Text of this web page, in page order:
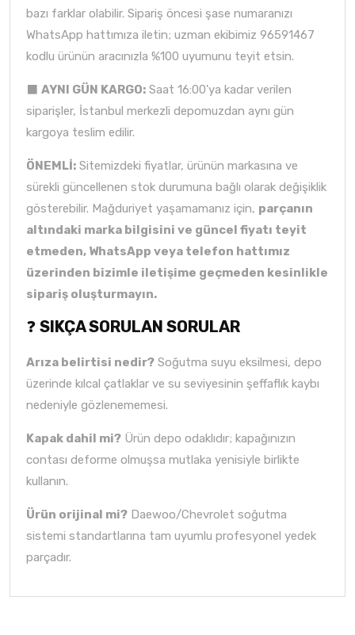
bazı farklar olabilir. Sipariş öncesi şase numaranızı
WhatsApp hattımıza iletin; uzman ekibimiz 96591467
kodlu ürünün aracınızla %100 uyumunu teyit etsin.
⬛ AYNI GÜN KARGO: Saat 16:00'ya kadar verilen
siparişler, İstanbul merkezli depomuzdan aynı gün
kargoya teslim edilir.
ÖNEMLİ: Sitemizdeki fiyatlar, ürünün markasına ve
sürekli güncellenen stok durumuna bağlı olarak değişiklik
gösterebilir. Mağduriyet yaşamamanız için, parçanın
altındaki marka bilgisini ve güncel fiyatı teyit
etmeden, WhatsApp veya telefon hattımız
üzerinden bizimle iletişime geçmeden kesinlikle
sipariş oluşturmayın.
❓ SIKÇA SORULAN SORULAR
Arıza belirtisi nedir? Soğutma suyu eksilmesi, depo
üzerinde kılcal çatlaklar ve su seviyesinin şeffaflık kaybı
nedeniyle gözlenememesi.
Kapak dahil mi? Ürün depo odaklıdır; kapağınızın
contası deforme olmuşsa mutlaka yenisiyle birlikte
kullanın.
Ürün orijinal mi? Daewoo/Chevrolet soğutma
sistemi standartlarına tam uyumlu profesyonel yedek
parçadır.